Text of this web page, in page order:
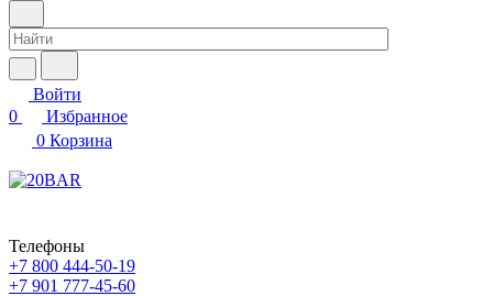
Войти
0
Избранное
0 Корзина
Телефоны
+7 800 444-50-19
+7 901 777-45-60